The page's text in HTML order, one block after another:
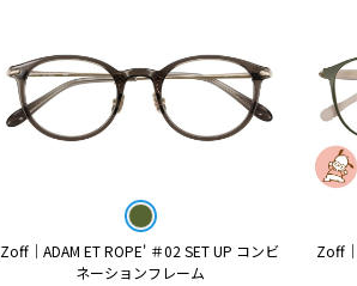
Zoff｜ADAM ET ROPE' ＃02 SET UP コンビ
ネーションフレーム